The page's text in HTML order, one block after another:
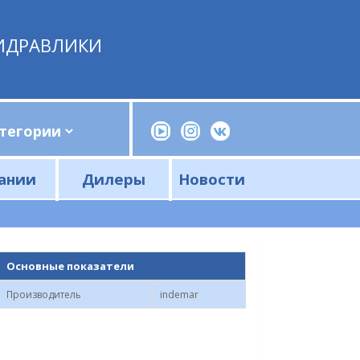
Дилеры Новости
Основные показатели
Производитель indemar